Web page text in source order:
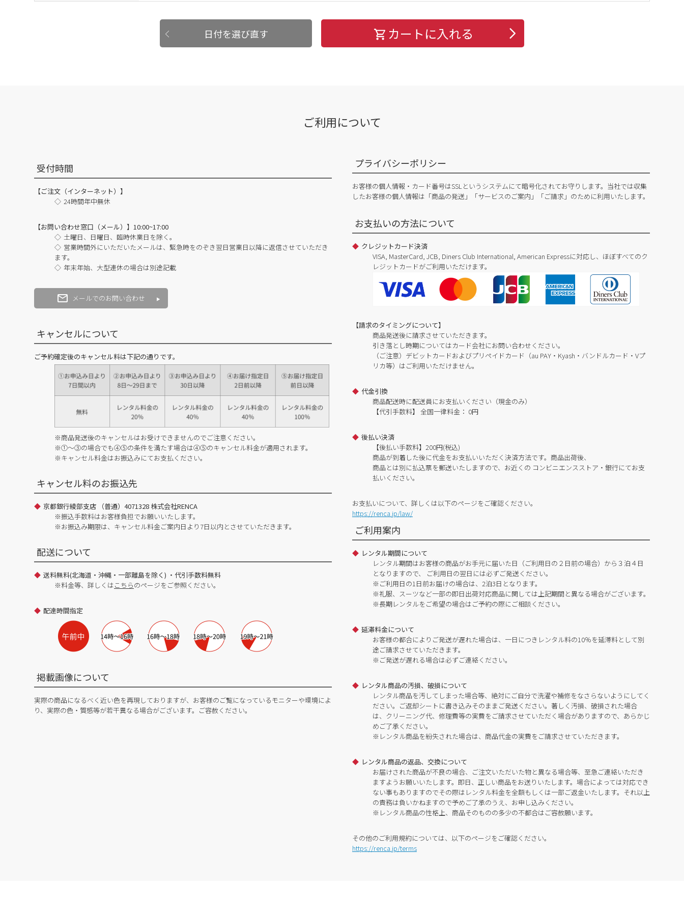
日付を選び直す カートに入れる
ご利用について
受付時間
【ご注文（インターネット）】
24時間年中無休
【お問い合わせ窓口（メール）】10:00~17:00
土曜日、日曜日、臨時休業日を除く。
営業時間外にいただいたメールは、緊急時をのぞき翌日営業日以降に返信させていただき
ます。
年末年始、大型連休の場合は別途記載
メールでのお問い合わせ
キャンセルについて
ご予約確定後のキャンセル料は下記の通りです。
※商品発送後のキャンセルはお受けできませんのでご注意ください。
※①～③の場合でも④⑤の条件を満たす場合は④⑤のキャンセル料金が適用されます。
※キャンセル料金はお振込みにてお支払ください。
キャンセル料のお振込先
京都銀行綾部支店 （普通）4071328 株式会社RENCA
※振込手数料はお客様負担でお願いいたします。
※お振込み期限は、キャンセル料金ご案内日より7日以内とさせていただきます。
配送について
送料無料(北海道・沖縄・一部離島を除く) ・代引手数料無料
※料金等、詳しくはこちらのページをご参照ください。
配達時間指定
掲載画像について
実際の商品になるべく近い色を再現しておりますが、お客様のご覧になっているモニターや環境によ
り、実際の色・質感等が若干異なる場合がございます。ご容赦ください。
プライバシーポリシー
お客様の個人情報・カード番号はSSLというシステムにて暗号化されてお守りします。当社では収集
したお客様の個人情報は「商品の発送」「サービスのご案内」「ご請求」のために利用いたします。
お支払いの方法について
クレジットカード決済
VISA, MasterCard, JCB, Diners Club International, American Expressに対応し、ほぼすべてのク
レジットカードがご利用いただけます。
【請求のタイミングについて】
商品発送後に請求させていただきます。
引き落とし時期についてはカード会社にお問い合わせください。
（ご注意）デビットカードおよびプリペイドカード（au PAY・Kyash・バンドルカード・Vプ
リカ等）はご利用いただけません。
代金引換
商品配送時に配送員にお支払いください（現金のみ）
【代引手数料】 全国一律料金： 0円
後払い決済
【後払い手数料】200円(税込)
商品が到着した後に代金をお支払いいただく決済方法です。商品出荷後、
商品とは別に払込票を郵送いたしますので、お近くの コンビニエンスストア・銀行にてお支
払いください。
お支払いについて、詳しくは以下のページをご確認ください。
https://renca.jp/law/
ご利用案内
レンタル期間について
レンタル期間はお客様の商品がお手元に届いた日（ご利用日の２日前の場合）から３泊４日
となりますので、 ご利用日の翌日には必ずご発送ください。
※ご利用日の1日前お届けの場合は、2泊3日となります。
※礼服、スーツなど一部の即日出荷対応商品に関しては上記期間と異なる場合がございます。
※長期レンタルをご希望の場合はご予約の際にご相談ください。
延滞料金について
お客様の都合によりご発送が遅れた場合は、一日につきレンタル料の10％を延滞料として別
途ご請求させていただきます。
※ご発送が遅れる場合は必ずご連絡ください。
レンタル商品の汚損、破損について
レンタル商品を汚してしまった場合等、絶対にご自分で洗濯や補修をなさらないようにしてく
ださい。ご返却シートに書き込みそのままご発送ください。著しく汚損、破損された場合
は、クリーニング代、修理費等の実費をご請求させていただく場合がありますので、あらかじ
めご了承ください。
※レンタル商品を紛失された場合は、商品代金の実費をご請求させていただきます。
レンタル商品の返品、交換について
お届けされた商品が不良の場合、ご注文いただいた物と異なる場合等、至急ご連絡いただき
ますようお願いいたします。即日、正しい商品をお送りいたします。場合によっては対応でき
ない事もありますのでその際はレンタル料金を全額もしくは一部ご返金いたします。それ以上
の責務は負いかねますので予めご了承のうえ、お申し込みください。
※レンタル商品の性格上、商品そのものの多少の不都合はご容赦願います。
その他のご利用規約については、以下のページをご確認ください。
https://renca.jp/terms